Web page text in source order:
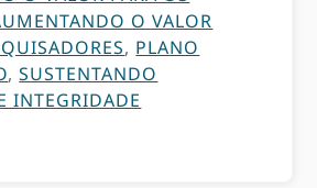
O VALOR
, PLANO
,SUSTENTANDO
INTEGRIDADE